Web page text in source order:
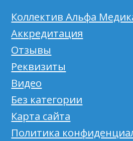
Коллектив Альфа
Аккредитация
Отзывы
Реквизиты
Видео
Без категории
Карта сайта
Политика